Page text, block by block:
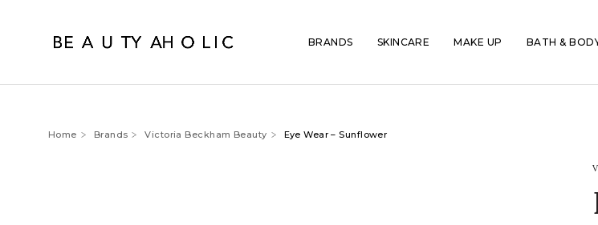
BRANDS SKINCARE MAKE UP BATH &
Home Brands Victoria Beckham Beauty Eye Wear – Sunflower